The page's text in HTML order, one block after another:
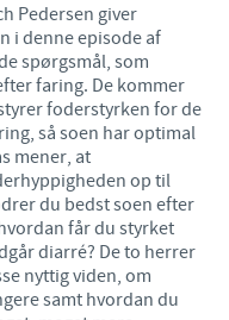
Pedersen giver
i denne episode af
spørgsmål, som
faring. De kommer
foderstyrken for de
så soen har optimal
mener, at
op til
du bedst soen efter
får du styrket
diarré? De to herrer
nyttig viden, om
samt hvordan du